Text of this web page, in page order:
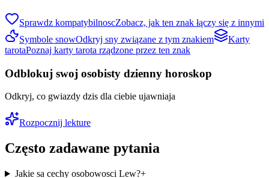
Sprawdz kompatybilnoscZobacz, jak ten znak łączy się z innymi
Symbole snowOdkryj sny związane z tym znakiem
Karty
tarotaPoznaj karty tarota rządzone przez ten znak
Odblokuj swoj osobisty dzienny horoskop
Odkryj, co gwiazdy dzis dla ciebie ujawniaja
Rozpocznij lekture
Często zadawane pytania
Jakie sa cechy osobowosci Lew?+